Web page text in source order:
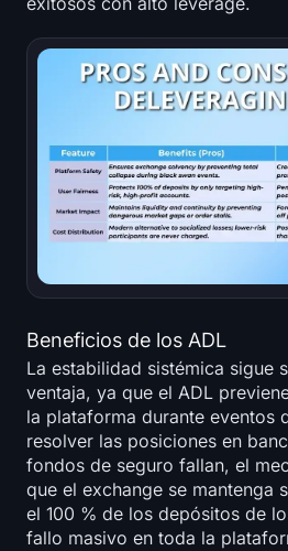
Beneficios de los ADL
La estabilidad sistémica sigue
ventaja, ya que el ADL
la plataforma durante eventos
resolver las posiciones en
fondos de seguro fallan, el
que el exchange se mantenga
el 100 % de los depósitos de
fallo masivo en toda la